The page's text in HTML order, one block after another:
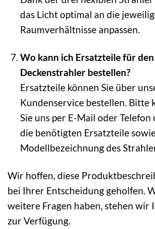
das Licht optimal an die
Raumverhältnisse anpassen.
Wo kann ich Ersatzteile für
Deckenstrahler bestellen?
Ersatzteile können Sie über
Kundenservice bestellen. Bitte
Sie uns per E-Mail oder Telefon
die benötigten Ersatzteile
Modellbezeichnung des
Wir hoffen, diese
bei Ihrer Entscheidung geholfen.
weitere Fragen haben, stehen wir
zur Verfügung.